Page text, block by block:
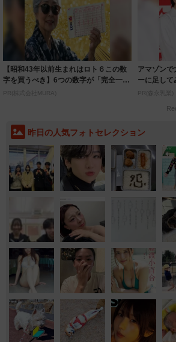
【昭和43年以前生まれはロト６この数
字を買うべき】6つの数字が「完全一
致」する方...
PR(株式会社MURA)
アマゾンで
ーに足して
PR(森永乳業)
昨日の人気フォトセレクション